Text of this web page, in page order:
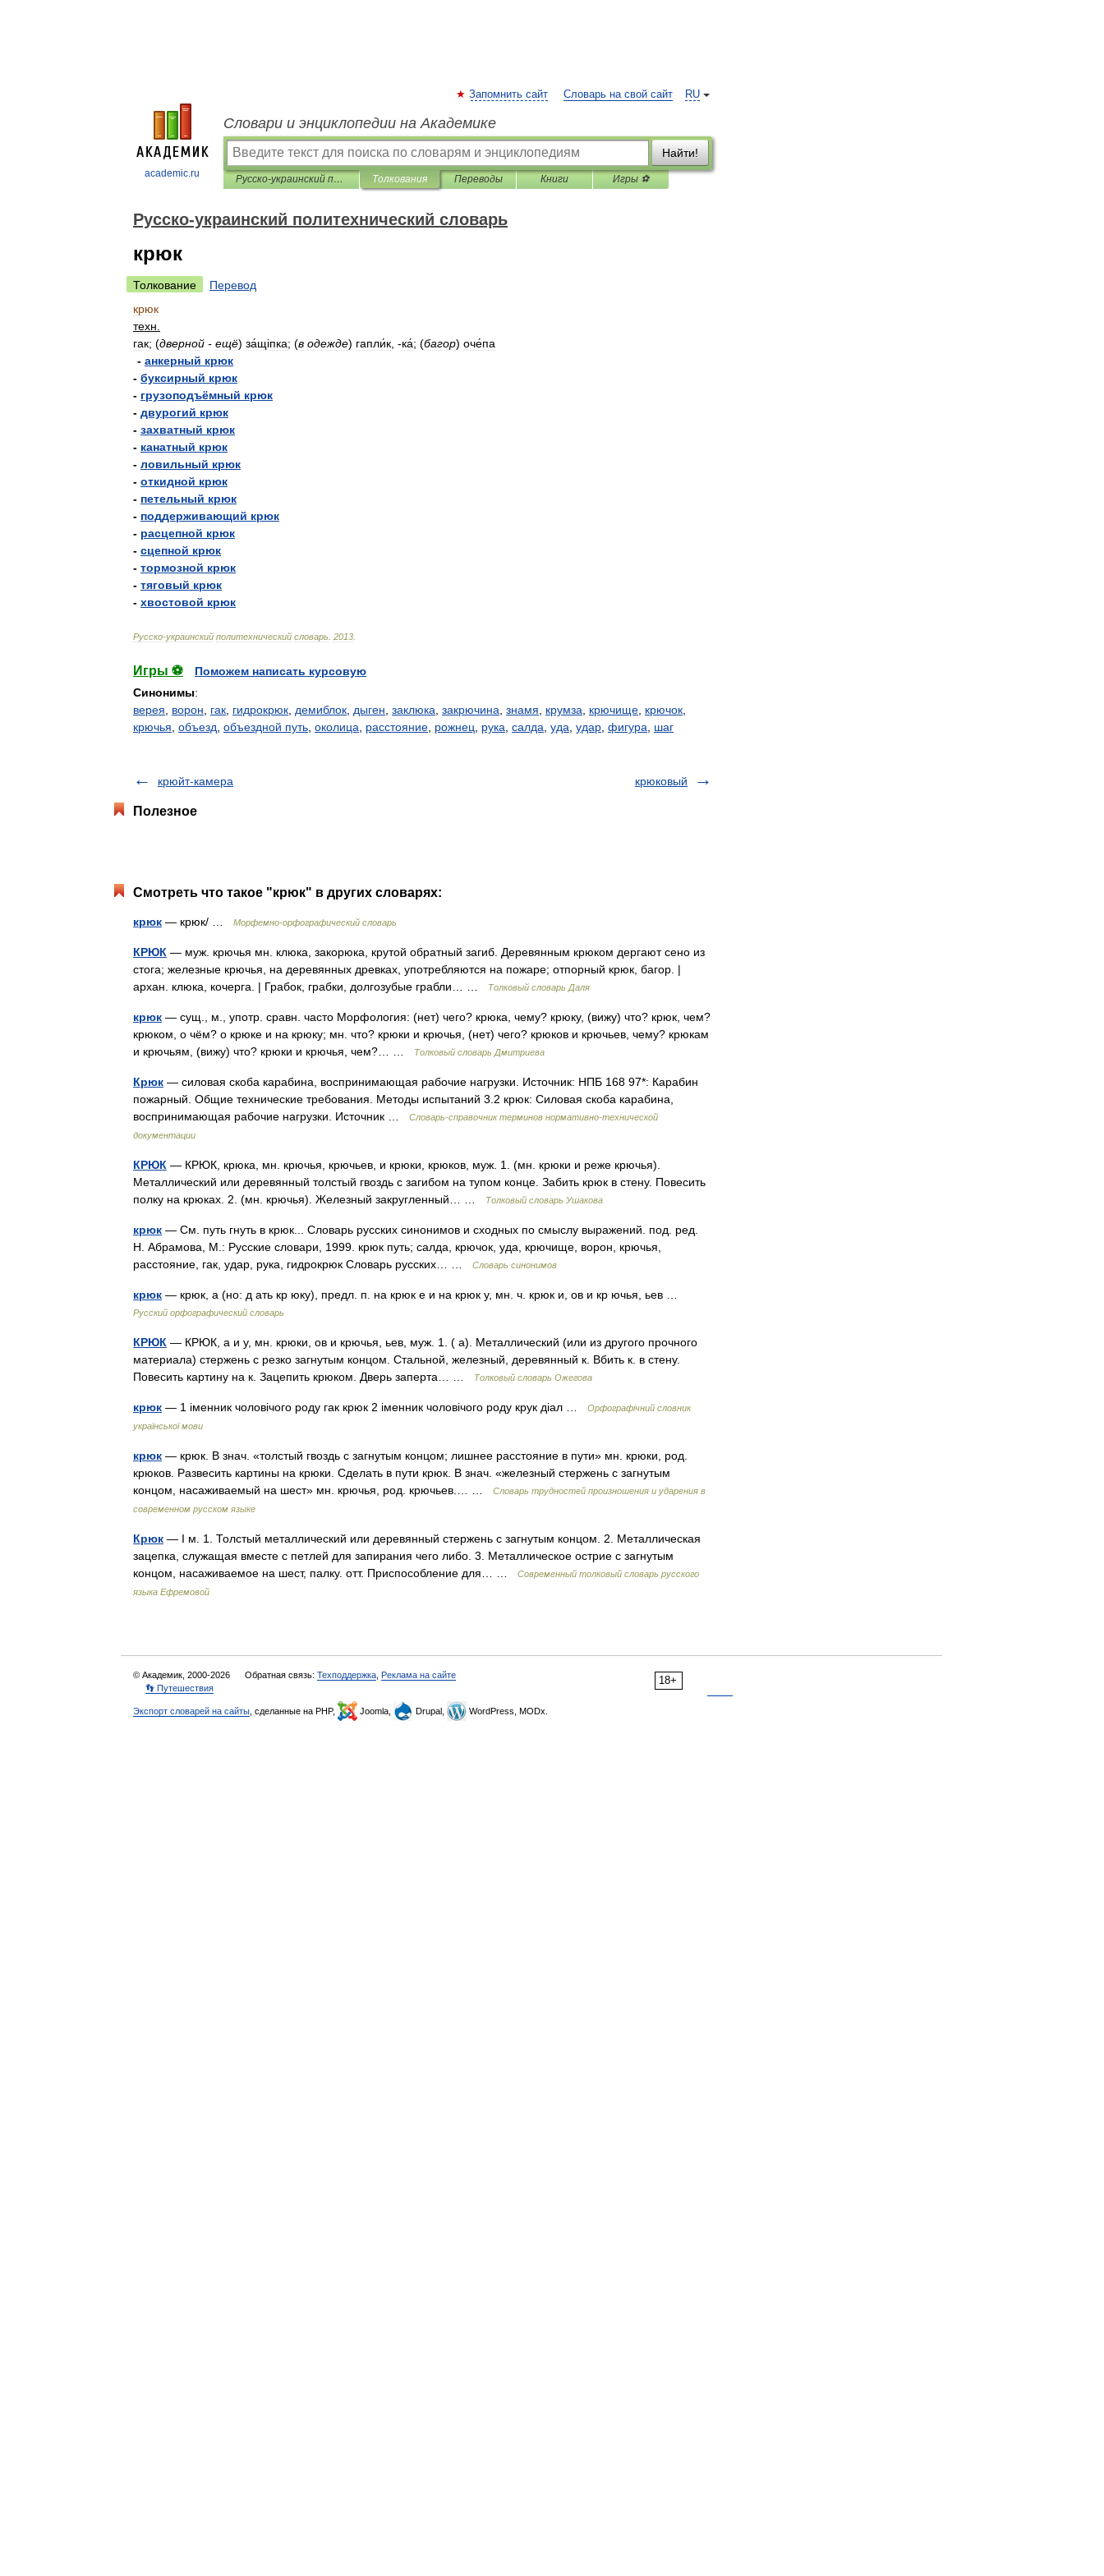
academic.ru
RU
Запомнить сайт Словарь на свой сайт
Словари и энциклопедии на Академике
Найти!
Русско-украинский политехнический словарь Толкования Переводы Книги Игры ⚽
Русско-украинский политехнический словарь
крюк
Толкование
Перевод
крюк
техн
гак; (дверной - ещё) за́щіпка; (в одежде) гапли́к , -ка́; (багор) оче́па
- анкерный крюк
- буксирный крюк
- грузоподъёмный крюк
- двурогий крюк
- захватный крюк
- канатный крюк
- ловильный крюк
- откидной крюк
- петельный крюк
- поддерживающий крюк
- расцепной крюк
- сцепной крюк
- тормозной крюк
- тяговый крюк
- хвостовой крюк
Русско-украинский политехнический словарь 2013
Игры ⚽
Поможем написать курсовую
Синонимы:
верея
ворон гак гидрокрюк демиблок дыген заклюка закрючина знамя крумза крючище крючок
крючья объезд объездной путь околица расстояние рожнец рука салда уда удар фигура шаг
крюйт-камера крюковый
Полезное
Смотреть что такое "крюк" в других словарях:
крюк — крюк/ … Морфемно-орфографический словарь
КРЮК — муж. крючья мн. клюка, закорюка, крутой обратный загиб. Деревянным крюком дергают сено из
стога; железные крючья, на деревянных древках, употребляются на пожаре; отпорный крюк, багор. |
архан. клюка, кочерга. | Грабок, грабки, долгозубые грабли… …
Толковый словарь Даля
крюк — сущ., м., употр. сравн. часто Морфология: (нет) чего? крюка, чему? крюку, (вижу) что? крюк, чем?
крюком, о чём? о крюке и на крюку; мн. что? крюки и крючья, (нет) чего? крюков и крючьев, чему? крюкам
и крючьям, (вижу) что? крюки и крючья, чем?… …
Толковый словарь Дмитриева
Крюк — силовая скоба карабина, воспринимающая рабочие нагрузки. Источник: НПБ 168 97*: Карабин
пожарный. Общие технические требования. Методы испытаний 3.2 крюк: Силовая скоба карабина,
воспринимающая рабочие нагрузки. Источник …
Словарь-справочник терминов нормативно-технической
документации
КРЮК — КРЮК, крюка, мн. крючья, крючьев, и крюки, крюков, муж. 1. (мн. крюки и реже крючья).
Металлический или деревянный толстый гвоздь с загибом на тупом конце. Забить крюк в стену. Повесить
полку на крюках. 2. (мн. крючья). Железный закругленный… …
Толковый словарь Ушакова
крюк — См. путь гнуть в крюк... Словарь русских синонимов и сходных по смыслу выражений. под. ред.
Н. Абрамова, М.: Русские словари, 1999. крюк путь; салда, крючок, уда, крючище, ворон, крючья,
расстояние, гак, удар, рука, гидрокрюк Словарь русских… …
Словарь синонимов
крюк — крюк, а (но: д ать кр юку), предл. п. на крюк е и на крюк у, мн. ч. крюк и, ов и кр ючья, ьев …
Русский орфографический словарь
КРЮК — КРЮК, а и у, мн. крюки, ов и крючья, ьев, муж. 1. ( а). Металлический (или из другого прочного
материала) стержень с резко загнутым концом. Стальной, железный, деревянный к. Вбить к. в стену.
Повесить картину на к. Зацепить крюком. Дверь заперта… …
Толковый словарь Ожегова
крюк — 1 іменник чоловічого роду гак крюк 2 іменник чоловічого роду крук діал …
Орфографічний словник
української мови
крюк — крюк. В знач. «толстый гвоздь с загнутым концом; лишнее расстояние в пути» мн. крюки, род.
крюков. Развесить картины на крюки. Сделать в пути крюк. В знач. «железный стержень с загнутым
концом, насаживаемый на шест» мн. крючья, род. крючьев.… …
Словарь трудностей произношения и ударения в
современном русском языке
Крюк — I м. 1. Толстый металлический или деревянный стержень с загнутым концом. 2. Металлическая
зацепка, служащая вместе с петлей для запирания чего либо. 3. Металлическое острие с загнутым
концом, насаживаемое на шест, палку. отт. Приспособление для… …
Современный толковый словарь русского
языка Ефремовой
18+
© Академик, 2000-2026 Обратная связь: Техподдержка Реклама на сайте
👣 Путешествия
Экспорт словарей на сайты , сделанные на PHP, Joomla, Drupal, WordPress, MODx.